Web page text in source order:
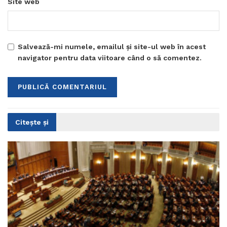
Site web
Salvează-mi numele, emailul și site-ul web în acest
navigator pentru data viitoare când o să comentez.
Citește și